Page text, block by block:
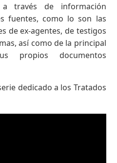
través de información
fuentes, como lo son las
de ex-agentes, de testigos
así como de la principal
propios documentos
dedicado a los Tratados